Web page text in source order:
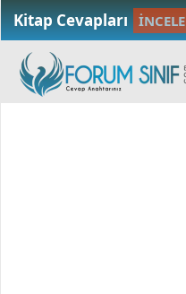
Kitap Cevapları İNCELE